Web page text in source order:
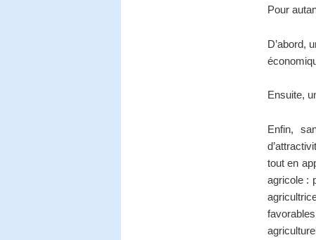
Pour
D’abord,
Ensuite,
Enfin,
tout en
agricole :